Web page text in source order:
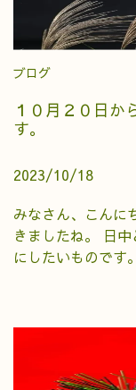
ブログ
１０月２０日か
す。
2023/10/18
みなさん、こんに
きましたね。 日
にしたいものです